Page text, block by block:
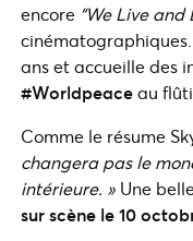
encore “We Live and
cinématographiques.
ans et accueille des
#Worldpeaceau
Comme le résume
changera pas le
intérieure. » Une
sur scène le 10